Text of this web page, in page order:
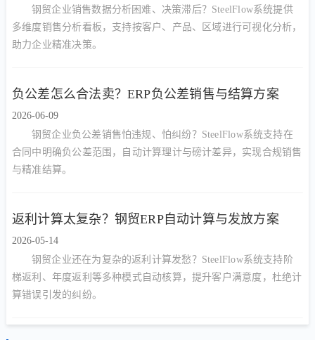
钢贸企业销售数据分析困难、决策滞后？SteelFlow系统提供
多维度销售分析看板，支持按客户、产品、区域进行可视化分析，
助力企业精准决策。
负公差怎么合法卖？ERP负公差销售与结算方案
2026-06-09
钢贸企业负公差销售怕违规、怕纠纷？SteelFlow系统支持在
合同中明确负公差范围，自动计算理计与磅计差异，实现合规销售
与精准结算。
返利计算太复杂？钢贸ERP自动计算与发放方案
2026-05-14
钢贸企业还在为复杂的返利计算发愁？SteelFlow系统支持阶
梯返利、年度返利等多种模式自动核算，提升客户满意度，杜绝计
算错误引发的纠纷。